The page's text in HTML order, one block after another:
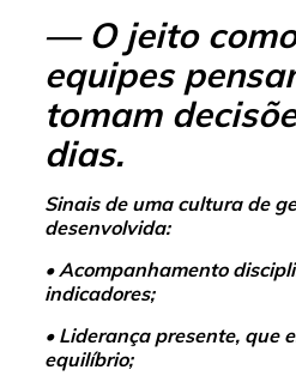
— O jeito
equipes
tomam
dias.
Sinais de uma cultura de
desenvolvida:
• Acompanhamento
indicadores;
• Liderança presente, que
equilíbrio;